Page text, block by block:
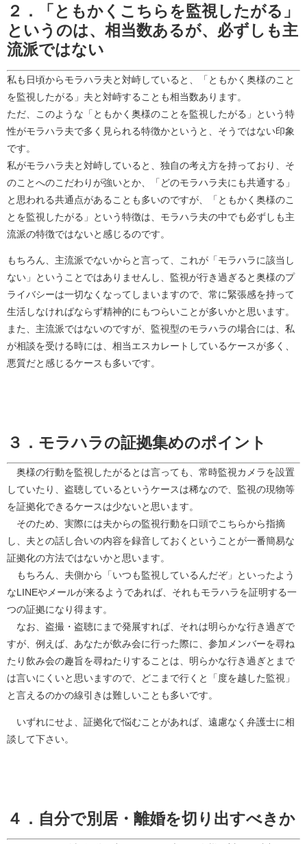
２．「ともかくこちらを監視したがる」
というのは、相当数あるが、必ずしも主
流派ではない
私も日頃からモラハラ夫と対峙していると、「ともかく奥様のこと
を監視したがる」夫と対峙することも相当数あります。
ただ、このような「ともかく奥様のことを監視したがる」という特
性がモラハラ夫で多く見られる特徴かというと、そうではない印象
です。
私がモラハラ夫と対峙していると、独自の考え方を持っており、そ
のことへのこだわりが強いとか、「どのモラハラ夫にも共通する」
と思われる共通点があることも多いのですが、「ともかく奥様のこ
とを監視したがる」という特徴は、モラハラ夫の中でも必ずしも主
流派の特徴ではないと感じるのです。
もちろん、主流派でないからと言って、これが「モラハラに該当し
ない」ということではありませんし、監視が行き過ぎると奥様のプ
ライバシーは一切なくなってしまいますので、常に緊張感を持って
生活しなければならず精神的にもつらいことが多いかと思います。
また、主流派ではないのですが、監視型のモラハラの場合には、私
が相談を受ける時には、相当エスカレートしているケースが多く、
悪質だと感じるケースも多いです。
３．モラハラの証拠集めのポイント
奥様の行動を監視したがるとは言っても、常時監視カメラを設置
していたり、盗聴しているというケースは稀なので、監視の現物等
を証拠化できるケースは少ないと思います。
そのため、実際には夫からの監視行動を口頭でこちらから指摘
し、夫との話し合いの内容を録音しておくということが一番簡易な
証拠化の方法ではないかと思います。
もちろん、夫側から「いつも監視しているんだぞ」といったよう
なLINEやメールが来るようであれば、それもモラハラを証明する一
つの証拠になり得ます。
なお、盗撮・盗聴にまで発展すれば、それは明らかな行き過ぎで
すが、例えば、あなたが飲み会に行った際に、参加メンバーを尋ね
たり飲み会の趣旨を尋ねたりすることは、明らかな行き過ぎとまで
は言いにくいと思いますので、どこまで行くと「度を越した監視」
と言えるのかの線引きは難しいことも多いです。
いずれにせよ、証拠化で悩むことがあれば、遠慮なく弁護士に相
談して下さい。
４．自分で別居・離婚を切り出すべきか